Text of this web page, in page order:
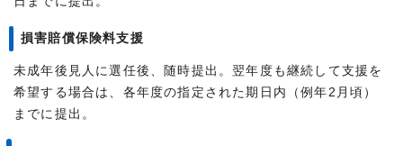
損害賠償保険料支援
未成年後見人に選任後、随時提出。翌年度も継続して支援を
希望する場合は、各年度の指定された期日内（例年2月頃）
までに提出。